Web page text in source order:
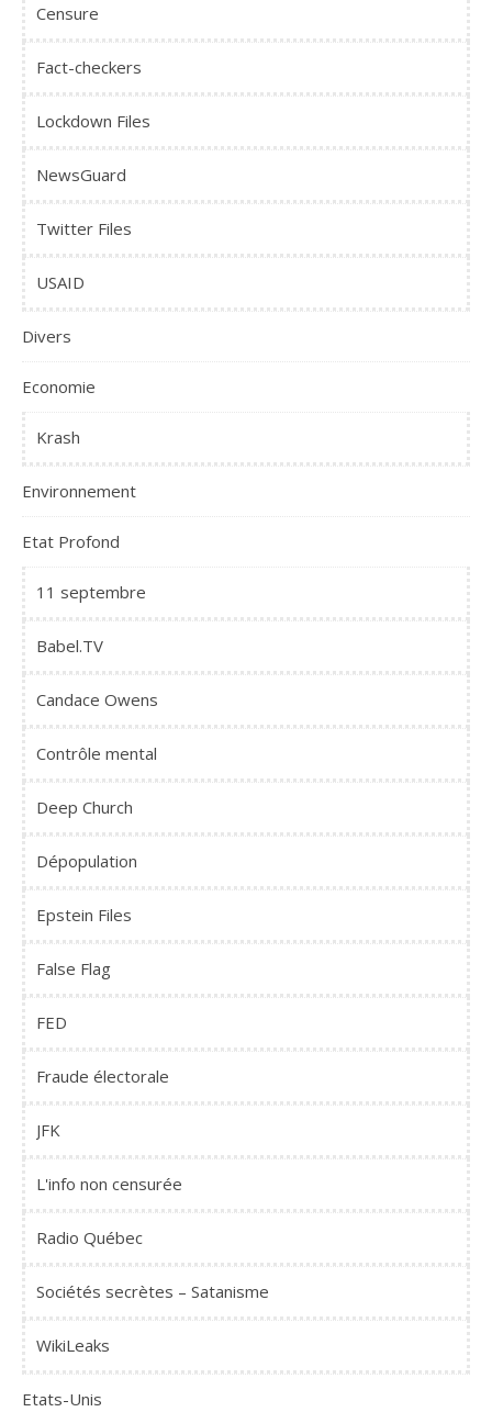
Censure
Fact-checkers
Lockdown Files
NewsGuard
Twitter Files
USAID
Divers
Economie
Krash
Environnement
Etat Profond
11 septembre
Babel.TV
Candace Owens
Contrôle mental
Deep Church
Dépopulation
Epstein Files
False Flag
FED
Fraude électorale
JFK
L'info non censurée
Radio Québec
Sociétés secrètes – Satanisme
WikiLeaks
Etats-Unis